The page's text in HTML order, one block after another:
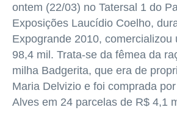
ontem (22/03) no Tatersal 1 do
Exposições Laucídio Coelho,
Expogrande 2010, comercializou
98,4 mil. Trata-se da fêmea da
milha Badgerita, que era de
Maria Delvizio e foi comprada
Alves em 24 parcelas de R$ 4,1